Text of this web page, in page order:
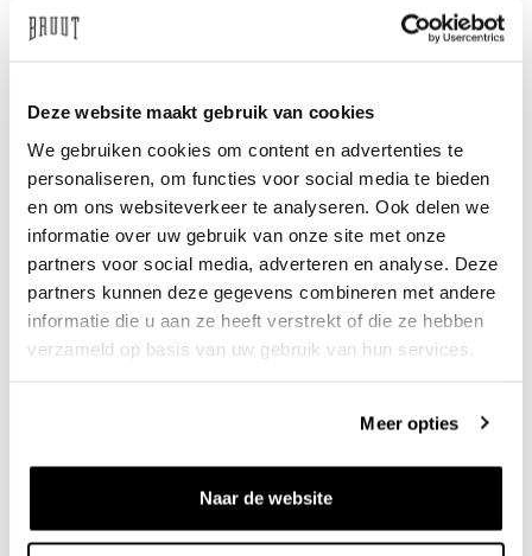
Deze website maakt gebruik van cookies
We gebruiken cookies om content en advertenties te
personaliseren, om functies voor social media te bieden
en om ons websiteverkeer te analyseren. Ook delen we
informatie over uw gebruik van onze site met onze
partners voor social media, adverteren en analyse. Deze
partners kunnen deze gegevens combineren met andere
informatie die u aan ze heeft verstrekt of die ze hebben
verzameld op basis van uw gebruik van hun services.
Meer opties
Naar de website
Besoin d’aide?Nous sommes là pour vous aider
info@bruut.nl Chat Whatsapp
À propos de ce produit
Livraison et retours
Produits similaires